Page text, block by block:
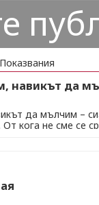
Показвания
навикът да
да мълчим –
кога не сме се
ни игра –